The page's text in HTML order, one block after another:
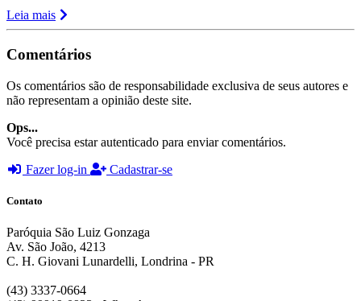
Leia mais
Comentários
Os comentários são de responsabilidade exclusiva de seus autores e
não representam a opinião deste site.
Ops...
Você precisa estar autenticado para enviar comentários.
Fazer log-in
Cadastrar-se
Contato
Paróquia São Luiz Gonzaga
Av. São João, 4213
C. H. Giovani Lunardelli, Londrina - PR
(43) 3337-0664